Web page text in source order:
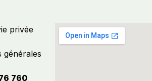
privée
générales
760